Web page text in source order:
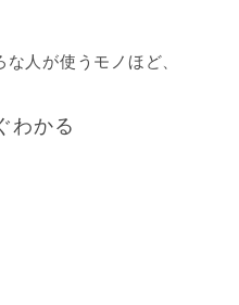
人が使うモノほど、
かる